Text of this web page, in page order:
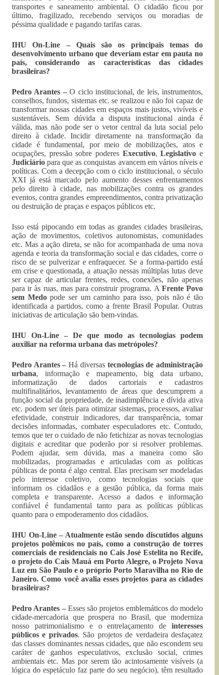
transportes e saneamento ambiental. O cidadão ficou por
último, fragilizado, recebendo serviços ou moradias de
péssima qualidade e pagando tarifas caras.
IHU On-Line – Quais são os principais temas do
desenvolvimento urbano que deveriam estar em pauta no
país, considerando as características das cidades
brasileiras?
Pedro Arantes –O ciclo institucional, de leis, instrumentos,
conselhos, fundos, sistemas etc. se realizou e não foi capaz de
transformar nossas cidades em espaços mais justos, vivíveis e
sustentáveis. Sem dúvida a disputa institucional ainda é
válida, mas não pode ser o vetor central da luta social pelo
direito à cidade. Incidir diretamente na transformação da
cidade é fundamental, por meio de mobilizações, atos e
ocupações, pressão sobre poderes Executivo,Legislativo e
Judiciário para que as conquistas avancem em vários níveis e
políticas. Com a decepção com o ciclo institucional, o século
XXI já está marcado pelo aumento desses enfrentamentos
pelo direito à cidade, nas mobilizações contra os grandes
eventos, contra grandes empreendimentos, contra privatização
ou destruição de praças e espaços públicos etc.
Isso está pipocando em todas as grandes cidades brasileiras,
ação de movimentos, coletivos autonomistas, comunidades
etc. Mas a ação direta, se não for acompanhada de uma nova
agenda e teoria da transformação social e das cidades, corre o
risco de se pulverizar e enfraquecer. Se a forma-partido está
em crise e questionada, a atuação nessas múltiplas lutas deve
ser capaz de articular frentes, redes, conexões, não apenas
para ir às ruas, mas para construir programa. A Frente Povo
sem Medopode ser um caminho para isso, pois não é tão
identificada a partidos, como a frente Brasil Popular. Outras
iniciativas de articulação são bem-vindas.
IHU On-Line – De que modo as tecnologias podem
auxiliar na reforma urbana das metrópoles?
Pedro Arantes – Há diversas tecnologias de administração
urbana, informação e mapeamento, big data urbano,
informatização de dados cartoriais e cadastros
multifinalitários, levantamento de áreas que descumprem a
função social da propriedade, de inadimplência e dívida ativa
etc. podem ser úteis para otimizar sistemas, processos, avaliar
efetividade, construir indicadores, dar transparência, tomar
decisões informadas, combater especuladores etc. Contudo,
temos que ter o cuidado de não fetichizar as novas tecnologias
digitais e acreditar que poderão por si resolver problemas.
Podem ajudar, sem dúvida, mas a maneira como são
mobilizadas, programadas e articuladas com as políticas
públicas de ponta é algo central. Elas precisam ser modeladas
pelo interesse coletivo, como tecnologias sociais que
informam os cidadãos e a gestão pública, da forma mais
completa e transparente. Acesso a dados e informação
confiável é fundamental tanto para as políticas públicas
quanto para o empoderamento dos cidadãos.
IHU On-Line – Atualmente estão sendo discutidos alguns
projetos polêmicos no país, como a construção de torres
comerciais de residenciais no Cais José Estelita no Recife,
o projeto do Cais Mauá em Porto Alegre, o Projeto Nova
Luz em São Paulo e o próprio Porto Maravilha no Rio de
Janeiro. Como você avalia esses projetos para as cidades
brasileiras?
Pedro Arantes –Esses são projetos emblemáticos do modelo
cidade-mercadoria que prospera no Brasil, que moderniza
nosso patrimonialismo e o entrelaçamento deinteresses
públicos e privados. São projetos de verdadeira desfaçatez
das classes dominantes nessas cidades, que não escondem seu
caráter de ganhos especulativos, exclusão social, crimes
ambientais etc. Mas por serem tão acintosamente visíveis (a
lógica do espetáculo faz parte do seu negócio), têm resultado